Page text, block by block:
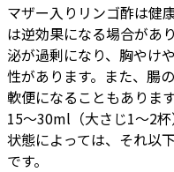
マザー入りリンゴ酢は健
は逆効果になる場合があ
泌が過剰になり、胸やけ
性があります。また、腸
軟便になることもありま
15〜30ml（大さじ1〜2
状態によっては、それ以
です。